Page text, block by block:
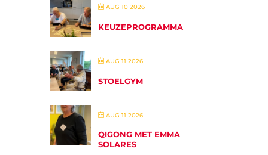
AUG 10 2026
KEUZEPROGRAMMA
AUG 11 2026
STOELGYM
AUG 11 2026
QIGONG MET EMMA
SOLARES